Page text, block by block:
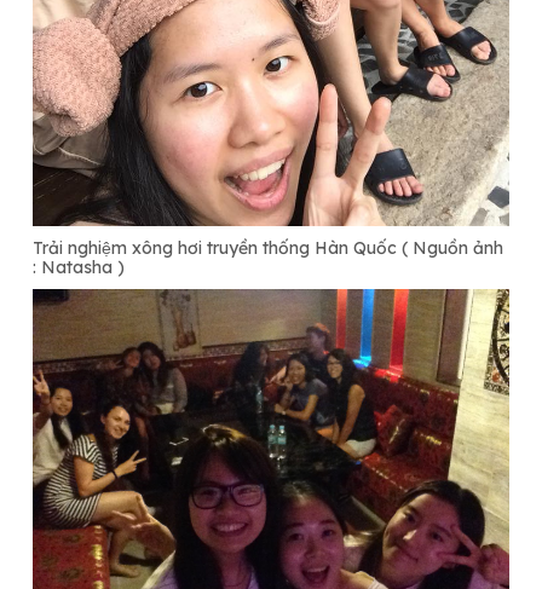
Trải nghiệm xông hơi truyền thống Hàn Quốc ( Nguồn ảnh
: Natasha )